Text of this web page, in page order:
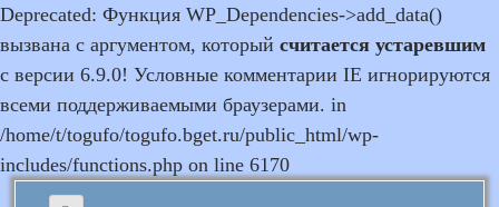
Deprecated: Функция WP_Dependencies->add_data()
вызвана с аргументом, который считается устаревшим
с версии 6.9.0! Условные комментарии IE игнорируются
всеми поддерживаемыми браузерами. in
/home/t/togufo/togufo.bget.ru/public_html/wp-
includes/functions.php on line 6170